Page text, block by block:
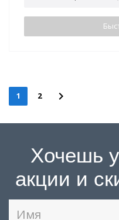
1 2
Хочешь
акции и